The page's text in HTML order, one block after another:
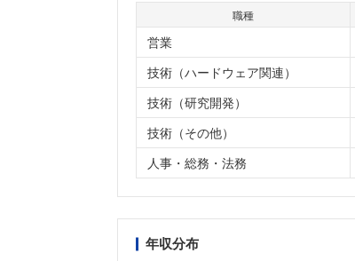
職種
営業
技術（ハードウェア関連）
技術（研究開発）
技術（その他）
人事・総務・法務
年収分布